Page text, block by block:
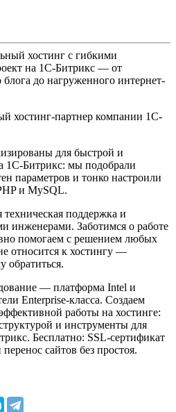
хостинг с гибкими
на 1С-Битрикс — от
до нагруженного интернет-
хостинг-партнер компании 1С-
для быстрой и
1С-Битрикс: мы подобрали
параметров и тонко настроили
и MySQL.
поддержка и
инженерами. Заботимся о работе
помогаем с решением любых
относится к хостингу —
обратиться.
— платформа Intel и
Enterprise-класса. Создаем
работы на хостинге:
и инструменты для
Бесплатно: SSL-сертификат
сайтов без простоя.